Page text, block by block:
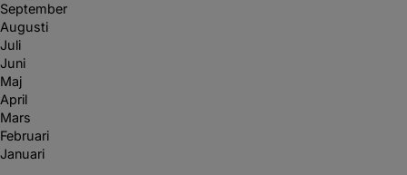
September
Augusti
Juli
Juni
Maj
April
Mars
Februari
Januari